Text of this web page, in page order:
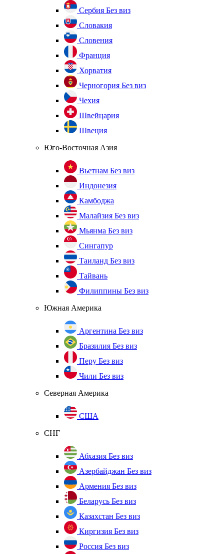
Сербия Без виз
Словакия
Словения
Франция
Хорватия
Черногория Без виз
Чехия
Швейцария
Швеция
Юго-Восточная Азия
Вьетнам Без виз
Индонезия
Камбоджа
Малайзия Без виз
Мьянма Без виз
Сингапур
Таиланд Без виз
Тайвань
Филиппины Без виз
Южная Америка
Аргентина Без виз
Бразилия Без виз
Перу Без виз
Чили Без виз
Северная Америка
США
СНГ
Абхазия Без виз
Азербайджан Без виз
Армения Без виз
Беларусь Без виз
Казахстан Без виз
Киргизия Без виз
Россия Без виз